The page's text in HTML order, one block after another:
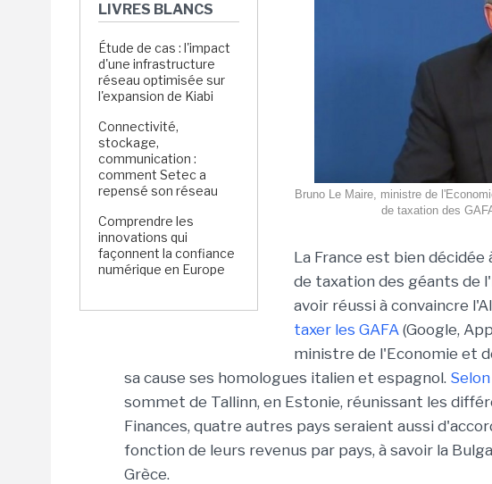
LIVRES BLANCS
Étude de cas : l'impact
d'une infrastructure
réseau optimisée sur
l'expansion de Kiabi
Connectivité,
stockage,
communication :
comment Setec a
repensé son réseau
Comprendre les
innovations qui
façonnent la confiance
numérique en Europe
Bruno Le Maire, ministre de
de taxation des
La France est bien
de taxation des géants de
avoir réussi à convaincre
taxer les GAFA (Google,
ministre de l'Economie et
sa cause ses homologues italien et espagnol.
sommet de Tallinn, en Estonie, réunissant les
Finances, quatre autres pays seraient aussi
fonction de leurs revenus par pays, à savoir la
Grèce.